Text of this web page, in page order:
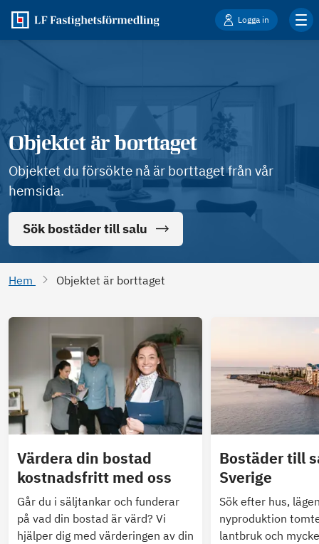
Logga in
Objektet är borttaget
Objektet du försökte nå är borttaget från vår
hemsida.
Sök bostäder till salu
Hem Objektet är borttaget
Värdera din bostad
kostnadsfritt med oss
Går du i säljtankar och funderar
på vad din bostad är värd? Vi
hjälper dig med värderingen av din
Bostäder till
Sverige
Sök efter hus,
nyproduktion
lantbruk och